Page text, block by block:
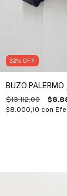
32% OFF
BUZO
$13.112,00
$8.000,10 con